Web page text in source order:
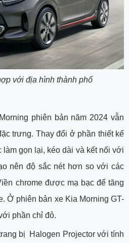
với địa hình thành phố
phiên bản năm 2024 vẫn
trưng. Thay đổi ở phần thiết kế
gọn lại, kéo dài và kết nối với
nên độ sắc nét hơn so với các
chrome được mạ bạc để tăng
Ở phiên bản xe Kia Morning GT-
phần chỉ đỏ.
bị Halogen Projector với tính